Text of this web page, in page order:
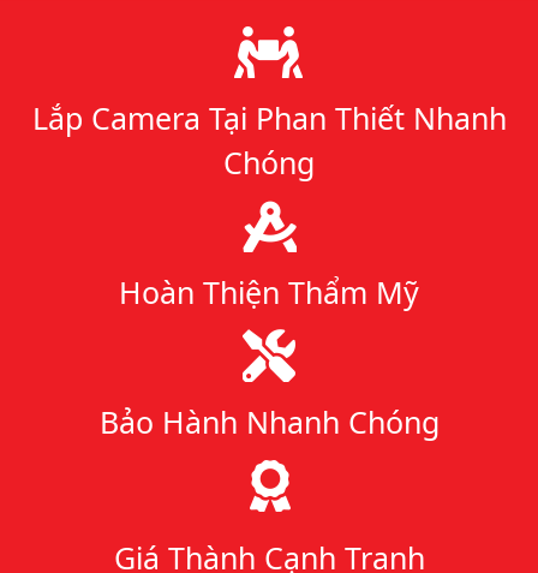
Lý do chọn chúng tôi
Lắp Camera Tại Phan Thiết Nhanh
Chóng
Hoàn Thiện Thẩm Mỹ
Bảo Hành Nhanh Chóng
Giá Thành Cạnh Tranh